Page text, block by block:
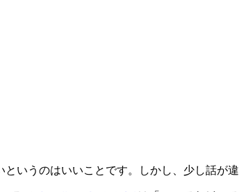
いうのはいいことです。しかし、少し話が